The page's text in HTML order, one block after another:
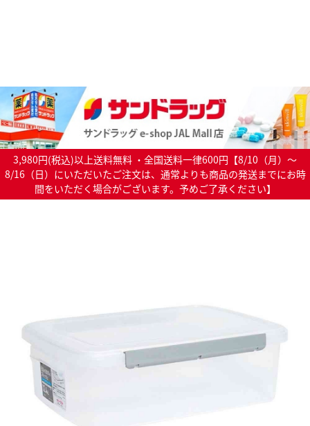
3,980円(税込)以上送料無料 ・全国送料一律600円【8/10（月）～
8/16（日）にいただいたご注文は、通常よりも商品の発送までにお時
間をいただく場合がございます。予めご了承ください】